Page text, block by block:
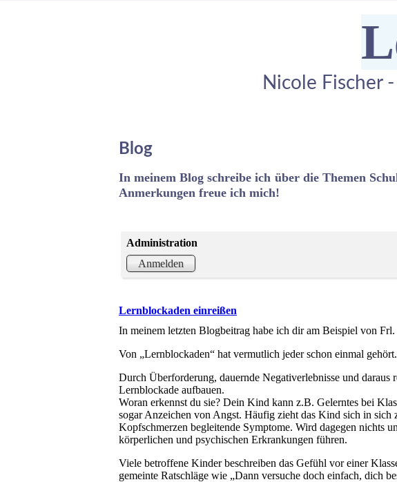
Nicole Fischer
Blog
In meinem Blog schreibe ich über die Themen
Anmerkungen freue ich mich!
Administration
Anmelden
Lernblockaden einreißen
In meinem letzten Blogbeitrag habe ich dir am Beispiel von
Von „Lernblockaden“ hat vermutlich jeder schon einmal
Durch Überforderung, dauernde Negativerlebnisse und daraus
Lernblockade aufbauen.
Woran erkennst du sie? Dein Kind kann z.B. Gelerntes bei
sogar Anzeichen von Angst. Häufig zieht das Kind sich in
Kopfschmerzen begleitende Symptome. Wird dagegen nichts
körperlichen und psychischen Erkrankungen führen.
Viele betroffene Kinder beschreiben das Gefühl vor einer
gemeinte Ratschläge wie „Dann versuche doch einfach, dich